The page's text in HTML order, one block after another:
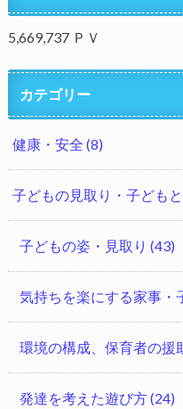
5,669,737 ＰＶ
カテゴリー
健康・安全 (8)
子どもの見取り・子ども
子どもの姿・見取り (43)
気持ちを楽にする家事・
環境の構成、保育者の援
発達を考えた遊び方(24)